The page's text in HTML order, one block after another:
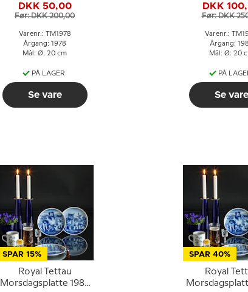
DKK 50,00
Før: DKK 200,00
Varenr.: TM1978
Årgang: 1978
Mål: Ø: 20 cm
PÅ LAGER
Se vare
DKK
Før: DKK
Varenr.:
Årgang:
Mål: Ø: 20
PÅ
Se vare
SPAR 15%
Royal Tettau
Morsdagsplatte 1989
SPAR 40%
Royal